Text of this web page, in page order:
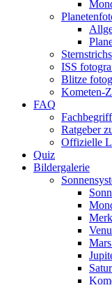
ISS
Blitze
Kometen-
FAQ
Ratgeber
Offizielle
Quiz
Bildergalerie